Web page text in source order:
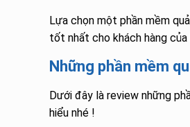
Lựa chọn một phần mềm
tốt nhất cho khách hàng của
Những phần mềm
Dưới đây là review những
hiểu nhé !